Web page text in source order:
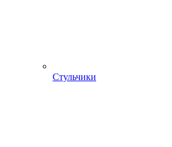
Стульчики